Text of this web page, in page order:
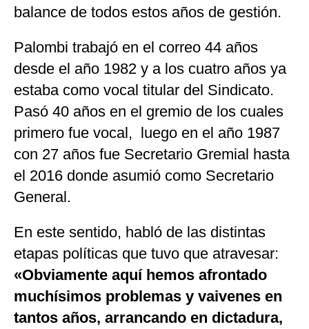
balance de todos estos años de gestión.
Palombi trabajó en el correo 44 años
desde el año 1982 y a los cuatro años ya
estaba como vocal titular del Sindicato.
Pasó 40 años en el gremio de los cuales
primero fue vocal, luego en el año 1987
con 27 años fue Secretario Gremial hasta
el 2016 donde asumió como Secretario
General.
En este sentido, habló de las distintas
etapas políticas que tuvo que atravesar:
«Obviamente aquí hemos afrontado
muchísimos problemas y vaivenes en
tantos años, arrancando en dictadura,